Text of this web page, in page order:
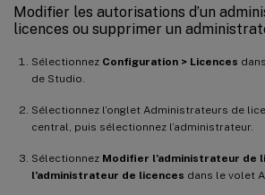
Modifier les autorisations d’un
licences ou supprimer un
Sélectionnez Configuration > Licences
de Studio.
Sélectionnez l’onglet Administrateurs de
central, puis sélectionnez l’administrateur.
Sélectionnez Modifier l’administrateur de
l’administrateur de licences dans le volet